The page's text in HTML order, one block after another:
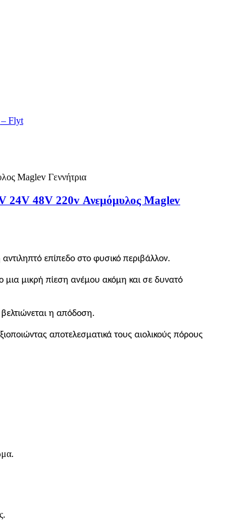
24V 48V 220v Ανεμόμυλος Maglev
επίπεδο στο φυσικό περιβάλλον.
μια μικρή πίεση ανέμου ακόμη και σε δυνατό
η απόδοση.
αποτελεσματικά τους αιολικούς πόρους